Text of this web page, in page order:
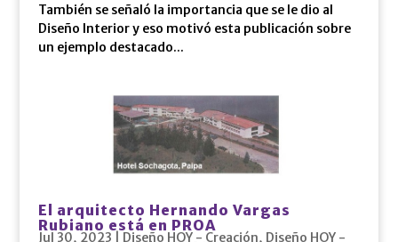
También se señaló la importancia que se le dio al
Diseño Interior y eso motivó esta publicación sobre
un ejemplo destacado...
El arquitecto Hernando Vargas
Rubiano está en PROA
Jul 30, 2023 Diseño HOY - Creación, Diseño HOY -